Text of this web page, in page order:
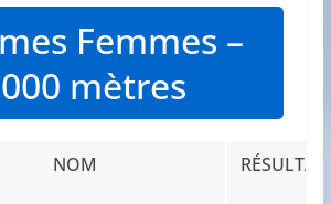
Femmes –
mètres
NOM RÉSULTAT